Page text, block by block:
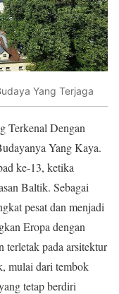
Yang Terjaga
Terkenal Dengan
Yang Kaya.
ke-13, ketika
Baltik. Sebagai
pesat dan menjadi
Eropa dengan
terletak pada arsitektur
mulai dari tembok
tetap berdiri